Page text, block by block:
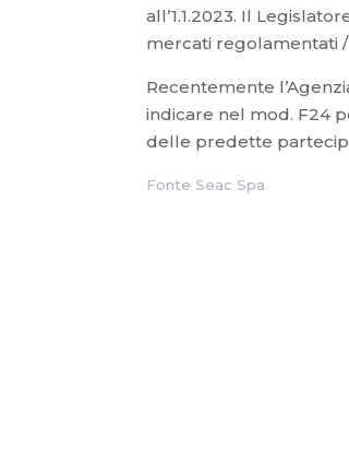
all’1.1.2023. Il
mercati regolamentati
Recentemente
indicare nel mod. F24
delle predette
Fonte Seac Spa